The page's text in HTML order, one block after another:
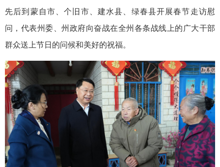
先后到蒙自市、个旧市、建水县、绿春县开展春节走访慰
问，代表州委、州政府向奋战在全州各条战线上的广大干部
群众送上节日的问候和美好的祝福。